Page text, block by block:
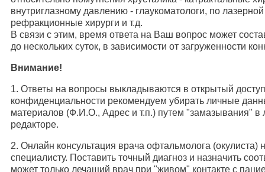
внутриглазному давлению - глаукоматологи, по
рефракционные хирурги и т.д.
В связи с этим, время ответа на Ваш вопрос может
до нескольких суток, в зависимости от загруженности
Внимание!
1. Ответы на вопросы выкладываются в открытый
конфиденциальности рекомендуем убирать личные
материалов (Ф.И.О., Адрес и т.п.) путем "замазывания"
редакторе.
2. Онлайн консультация врача офтальмолога (окулиста)
специалисту. Поставить точный диагноз и назначить
может только лечащий врач при "живом" контакте с